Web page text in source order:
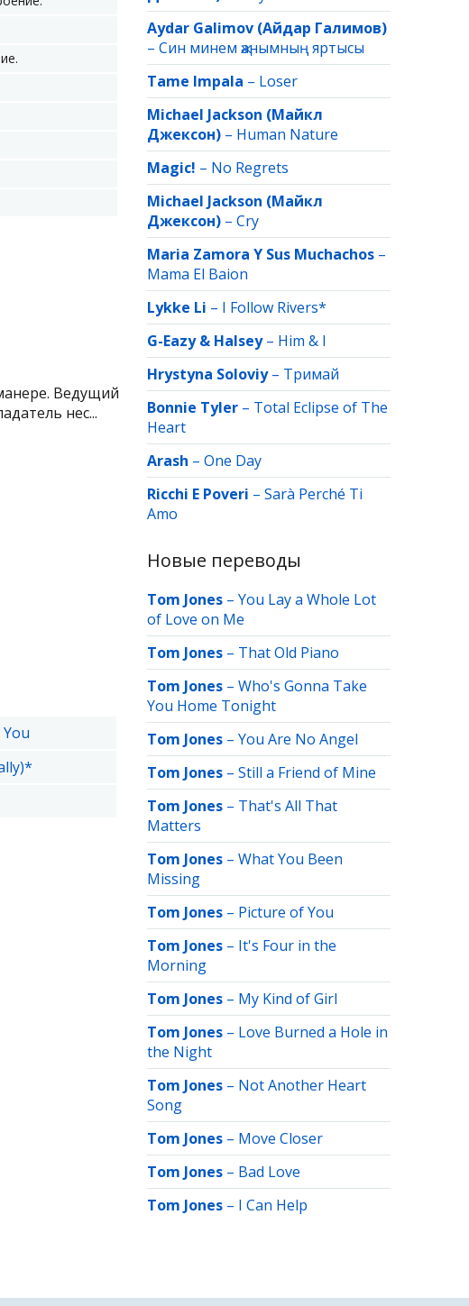
Ведущий
нес...
Aydar Galimov (Айдар Галимов)
– Син минем җанымның яртысы
Tame Impala – Loser
Michael Jackson (Майкл
Джексон) – Human Nature
Magic! – No Regrets
Michael Jackson (Майкл
Джексон) – Cry
Maria Zamora Y Sus Muchachos –
Mama El Baion
Lykke Li – I Follow Rivers*
G-Eazy & Halsey– Him & I
Hrystyna Soloviy– Тримай
Bonnie Tyler – Total Eclipse of The
Heart
Arash – One Day
Ricchi E Poveri – Sarà Perché Ti
Amo
Новые переводы
Tom Jones – You Lay a Whole Lot
of Love on Me
Tom Jones – That Old Piano
Tom Jones – Who's Gonna Take
You Home Tonight
Tom Jones – You Are No Angel
Tom Jones – Still a Friend of Mine
Tom Jones – That's All That
Matters
Tom Jones – What You Been
Missing
Tom Jones – Picture of You
Tom Jones – It's Four in the
Morning
Tom Jones – My Kind of Girl
Tom Jones – Love Burned a Hole in
the Night
Tom Jones – Not Another Heart
Song
Tom Jones – Move Closer
Tom Jones – Bad Love
Tom Jones – I Can Help